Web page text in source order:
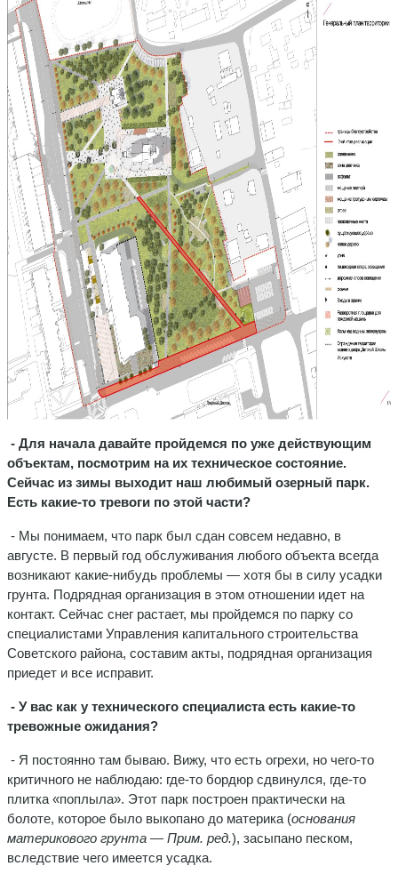
- Для начала давайте пройдемся по уже действующим
объектам, посмотрим на их техническое состояние.
Сейчас из зимы выходит наш любимый озерный парк.
Есть какие-то тревоги по этой части?
- Мы понимаем, что парк был сдан совсем недавно, в
августе. В первый год обслуживания любого объекта всегда
возникают какие-нибудь проблемы — хотя бы в силу усадки
грунта. Подрядная организация в этом отношении идет на
контакт. Сейчас снег растает, мы пройдемся по парку со
специалистами Управления капитального строительства
Советского района, составим акты, подрядная организация
приедет и все исправит.
- У вас как у технического специалиста есть какие-то
тревожные ожидания?
- Я постоянно там бываю. Вижу, что есть огрехи, но чего-то
критичного не наблюдаю: где-то бордюр сдвинулся, где-то
плитка «поплыла». Этот парк построен практически на
болоте, которое было выкопано до материка (основания
материкового грунта — Прим. ред.), засыпано песком,
вследствие чего имеется усадка.